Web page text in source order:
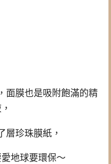
面膜也是吸附飽滿的精
層珍珠膜紙，
地球要環保～